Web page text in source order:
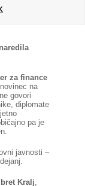
za finance
na
govori
diplomate
pa je
javnosti –
Kralj,